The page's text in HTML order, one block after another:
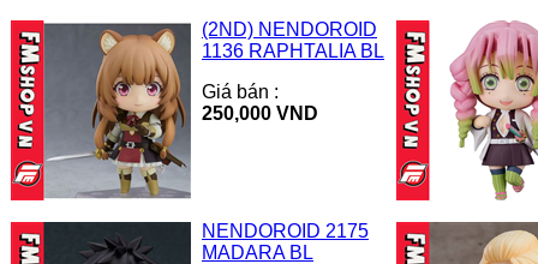
(2ND) NENDOROID
1136 RAPHTALIA BL
Giá bán :
250,000 VND
NENDOROID 2175
MADARA BL